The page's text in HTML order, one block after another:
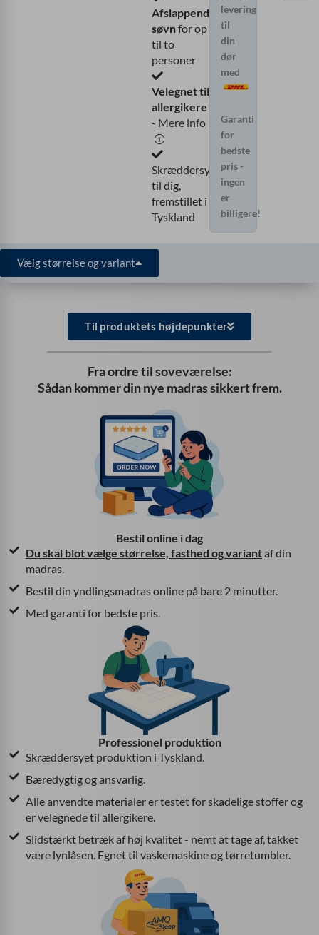
Afslappende
søvnfor op
til to
personer
Velegnet til
allergikere
- Mere info
Skræddersyet
til dig,
fremstillet i
Tyskland
levering
til
din
dør
med
Garanti
for
bedste
pris -
ingen
er
billigere!
Vælg størrelse og variant
Til produktets højdepunkter
Fra ordre til soveværelse:
Sådan kommer din nye madras sikkert frem.
Bestil online i dag
Du skal blot vælge størrelse, fasthed og variantaf din
madras.
Bestil din yndlingsmadras online på bare 2 minutter.
Med garanti for bedste pris.
Professionel produktion
Skræddersyet produktion i Tyskland.
Bæredygtig og ansvarlig.
Alle anvendte materialer er testet for skadelige stoffer og
er velegnede til allergikere.
Slidstærkt betræk af høj kvalitet - nemt at tage af, takket
være lynlåsen. Egnet til vaskemaskine og tørretumbler.